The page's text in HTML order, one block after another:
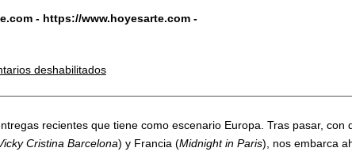
- https://www.hoyesarte.com -
deshabilitados
recientes que tiene como escenario Europa. Tras pasar,
Cristina Barcelona) y Francia (Midnight in Paris), nos embarca